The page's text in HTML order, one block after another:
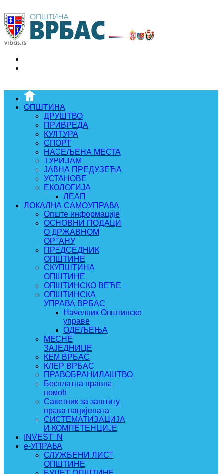
ОПШТИНА
ДРУШТВО
ПРИВРЕДА
КУЛТУРА
СПОРТ
НАСЕЉЕНА МЕСТА
ТУРИЗАМ
ЈАВНА ПРЕДУЗЕЋА
УСТАНОВЕ
ЕКОЛОГИЈА
ЛЕАП
ЛОКАЛНА САМОУПРАВА
Опште информације
ОСНОВНИ ПОДАЦИ
О ДРЖАВНОМ
ОРГАНУ
ПРЕДСЕДНИК
ОПШТИНЕ
СКУПШТИНА
ОПШТИНЕ
ОПШТИНСКО ВЕЋЕ
ОПШТИНСКА
УПРАВА ВРБАС
Начелник Општинске
управе
ОДЕЉЕЊА
МЕСНЕ
ЗАЈЕДНИЦЕ
КЕМ ВРБАС
КЛЕР ВРБАС
ПРАВОБРАНИЛАШТВО
Бесплатна правна
помоћ
Саветник за заштиту
права пацијената
СИСТЕМАТИЗАЦИЈА
И КОМПЕТЕНЦИЈЕ
INVEST IN
e-УПРАВА
СЛУЖБЕНИ ЛИСТ
ОПШТИНЕ